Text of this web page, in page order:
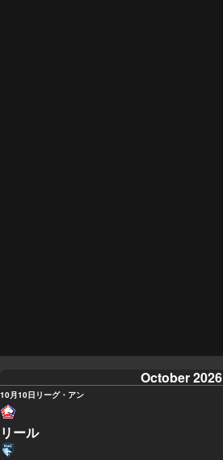
October 2026
10月10日 リーグ・アン
リール